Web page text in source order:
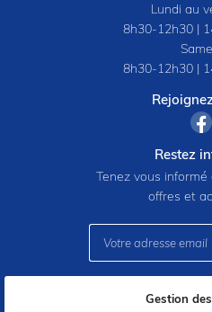
Lundi au
8h30-12h30 |
8h30-12h30 |
Restez
Tenez vous
offres et
Mentions
Gestion